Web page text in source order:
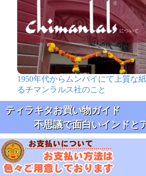
1950年代からムンバイにて上質な
るチマンラルス社のこと
ティラキタお買い物ガイド
不思議で面白いインドと